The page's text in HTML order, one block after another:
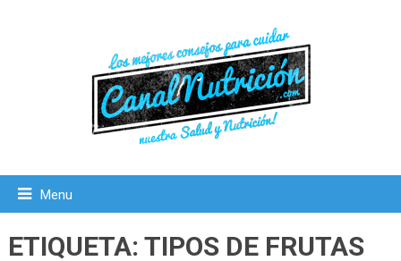
Menu
ETIQUETA: TIPOS DE FRUTAS